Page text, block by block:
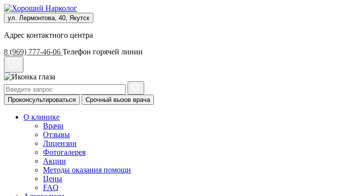
ул. Лермонтова, 40, Якутск
Адрес контактного центра
8 (969) 777-46-06 Телефон горячей линии
Проконсультироваться Срочный вызов врача
О клинике
Врачи
Отзывы
Лицензии
Фотогалерея
Акции
Методы оказания помощи
Цены
FAQ